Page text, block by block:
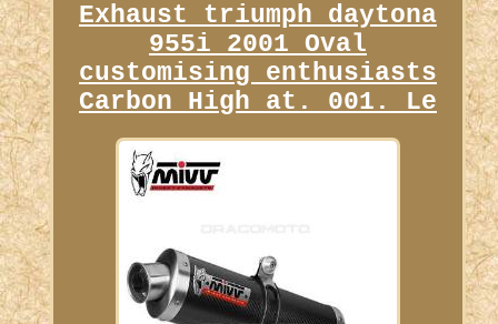
Exhaust triumph daytona
955i 2001 Oval
customising enthusiasts
Carbon High at. 001. Le